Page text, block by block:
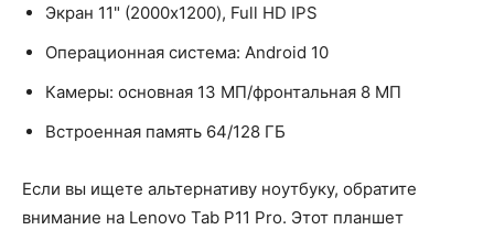
Экран 11" (2000x1200), Full HD IPS
Операционная система: Android 10
Камеры: основная 13 МП/фронтальная 8 МП
Встроенная память 64/128 ГБ
Если вы ищете альтернативу ноутбуку, обратите
внимание на Lenovo Tab P11 Pro. Этот планшет